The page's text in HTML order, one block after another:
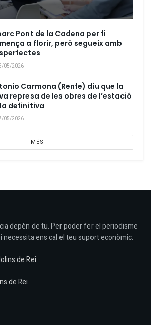
Pont de la Cadena per fi
a florir, però segueix amb
05/2026
Carmona (Renfe) diu que la
represa de les obres de l’estació
definitiva
05/2026
MÉS
depèn de tu. Per poder fer el periodisme
necessita ens cal el teu suport econòmic.
de Rei
de Rei